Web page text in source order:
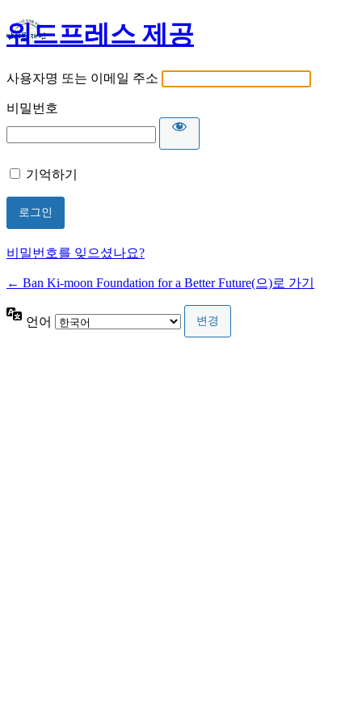
워드프레스 제공
사용자명 또는 이메일 주소
비밀번호
기억하기
비밀번호를 잊으셨나요?
← Ban Ki-moon Foundation for a Better Future(으)로 가기
언어